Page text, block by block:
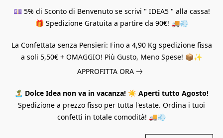
💷 5% di Sconto di Benvenuto se scrivi " IDEA5 " alla cassa!
🎁 Spedizione Gratuita a partire da 90€! 🚚💨
La Confettata senza Pensieri: Fino a 4,90 Kg spedizione fissa
a soli 5,50€ + OMAGGIO! Più Gusto, Meno Spese! 📦✨
APPROFITTA ORA
🏝️ Dolce Idea non va in vacanza! ☀️ Aperti tutto Agosto!
Spedizione a prezzo fisso per tutta l'estate. Ordina i tuoi
confetti in totale comodità! 🚚💨